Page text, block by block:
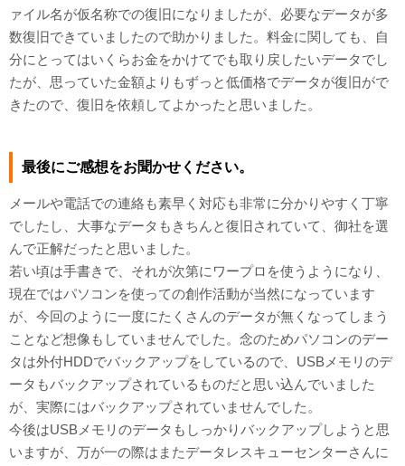
ァイル名が仮名称での復旧になりましたが、必要なデータが多
数復旧できていましたので助かりました。料金に関しても、自
分にとってはいくらお金をかけてでも取り戻したいデータでし
たが、思っていた金額よりもずっと低価格でデータが復旧がで
きたので、復旧を依頼してよかったと思いました。
最後にご感想をお聞かせください。
メールや電話での連絡も素早く対応も非常に分かりやすく丁寧
でしたし、大事なデータもきちんと復旧されていて、御社を選
んで正解だったと思いました。
若い頃は手書きで、それが次第にワープロを使うようになり、
現在ではパソコンを使っての創作活動が当然になっています
が、今回のように一度にたくさんのデータが無くなってしまう
ことなど想像もしていませんでした。念のためパソコンのデー
タは外付HDDでバックアップをしているので、USBメモリのデ
ータもバックアップされているものだと思い込んでいました
が、実際にはバックアップされていませんでした。
今後はUSBメモリのデータもしっかりバックアップしようと思
いますが、万が一の際はまたデータレスキューセンターさんに